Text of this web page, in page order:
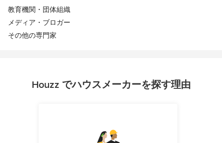
教育機関・団体組織
メディア・ブロガー
その他の専門家
Houzz でハウスメーカーを探す理由